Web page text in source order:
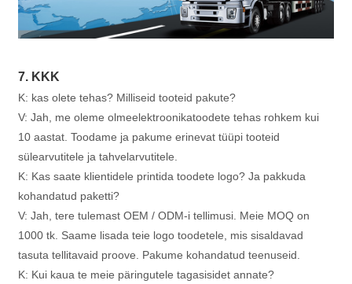
7. KKK
K: kas olete tehas? Milliseid tooteid pakute?
V: Jah, me oleme olmeelektroonikatoodete tehas rohkem kui
10 aastat. Toodame ja pakume erinevat tüüpi tooteid
sülearvutitele ja tahvelarvutitele.
K: Kas saate klientidele printida toodete logo? Ja pakkuda
kohandatud paketti?
V: Jah, tere tulemast OEM / ODM-i tellimusi. Meie MOQ on
1000 tk. Saame lisada teie logo toodetele, mis sisaldavad
tasuta tellitavaid proove. Pakume kohandatud teenuseid.
K: Kui kaua te meie päringutele tagasisidet annate?